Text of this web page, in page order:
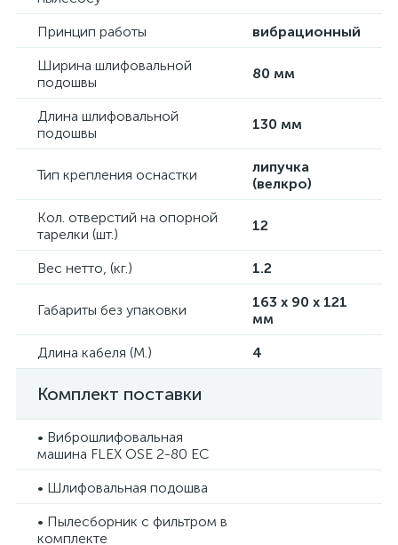
Принцип работы
вибрационный
Ширина шлифовальной
подошвы
80 мм
Длина шлифовальной
подошвы
130 мм
Тип крепления оснастки
липучка
(велкро)
Кол. отверстий на опорной
тарелки (шт.)
12
Вес нетто, (кг.) 1.2
Габариты без упаковки
163 x 90 x 121
мм
Длина кабеля (М.)
4
Комплект поставки
• Виброшлифовальная
машина FLEX OSE 2-80 EC
• Шлифовальная подошва
• Пылесборник с фильтром в
комплекте